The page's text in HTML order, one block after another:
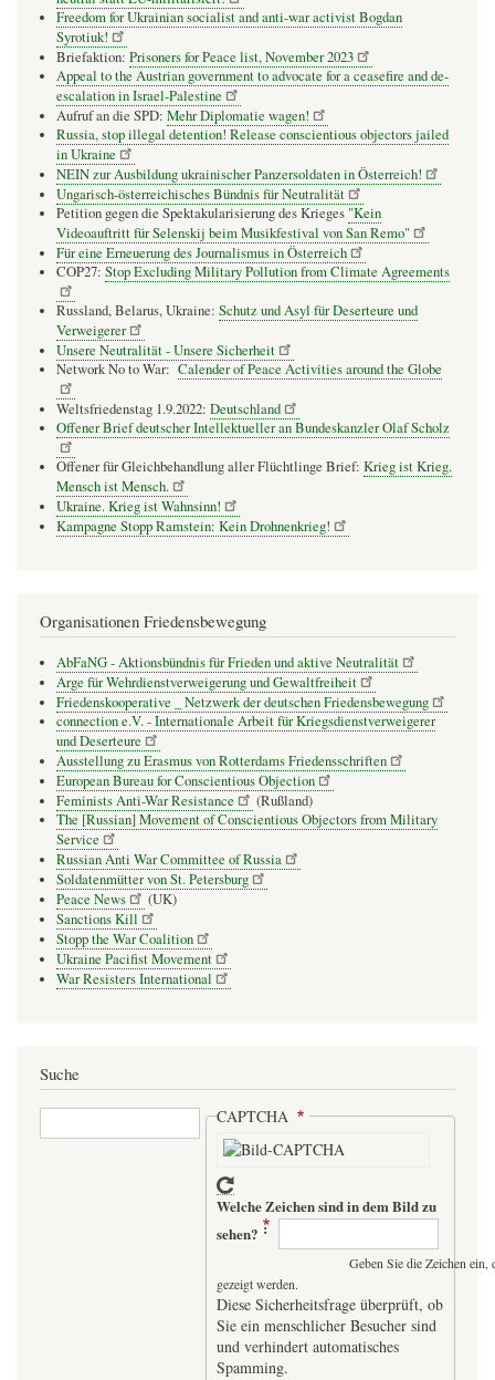
Freedom for Ukrainian socialist and anti-war activist Bogdan
Syrotiuk!
Briefaktion: Prisoners for Peace list, November 2023
Appeal to the Austrian government to advocate for a ceasefire and de-
escalation in Israel-Palestine
Aufruf an die SPD: Mehr Diplomatie wagen!
Russia, stop illegal detention! Release conscientious objectors jailed
in Ukraine
NEIN zur Ausbildung ukrainischer Panzersoldaten in Österreich!
Ungarisch-österreichisches Bündnis für Neutralität
Petition gegen die Spektakularisierung des Krieges "Kein
Videoauftritt für Selenskij beim Musikfestival von San Remo"
Für eine Erneuerung des Journalismus in Österreich
COP27: Stop Excluding Military Pollution from Climate Agreements
Russland, Belarus, Ukraine: Schutz und Asyl für Deserteure und
Verweigerer
Unsere Neutralität - Unsere Sicherheit
Network No to War: Calender of Peace Activities around the Globe
Weltsfriedenstag 1.9.2022: Deutschland
Offener Brief deutscher Intellektueller an Bundeskanzler Olaf Scholz
Offener für Gleichbehandlung aller Flüchtlinge Brief: Krieg ist Krieg.
Mensch ist Mensch.
Ukraine. Krieg ist Wahnsinn!
Kampagne Stopp Ramstein: Kein Drohnenkrieg!
Organisationen Friedensbewegung
AbFaNG - Aktionsbündnis für Frieden und aktive Neutralität
Arge für Wehrdienstverweigerung und Gewaltfreiheit
Friedenskooperative _ Netzwerk der deutschen Friedensbewegung
connection e.V. - Inter­na­tio­nale Arbeit für Kriegs­dienst­ver­wei­gerer
und Deser­teure
Ausstellung zu Erasmus von Rotterdams Friedensschriften
European Bureau for Conscientious Objection
Feminists Anti-War Resistance
(Rußland)
The [Russian] Movement of Conscientious Objectors from Military
Service
Russian Anti War Committee of Russia
Soldatenmütter von St. Petersburg
Peace News
(UK)
Sanctions Kill
Stopp the War Coalition
Ukraine Pacifist Movement
War Resisters International
Suche
Suche CAPTCHA
Welche Zeichen sind in dem Bild zu
sehen?
Geben Sie die Zeichen
gezeigt werden.
Diese Sicherheitsfrage überprüft, ob
Sie ein menschlicher Besucher sind
und verhindert automatisches
Spamming.